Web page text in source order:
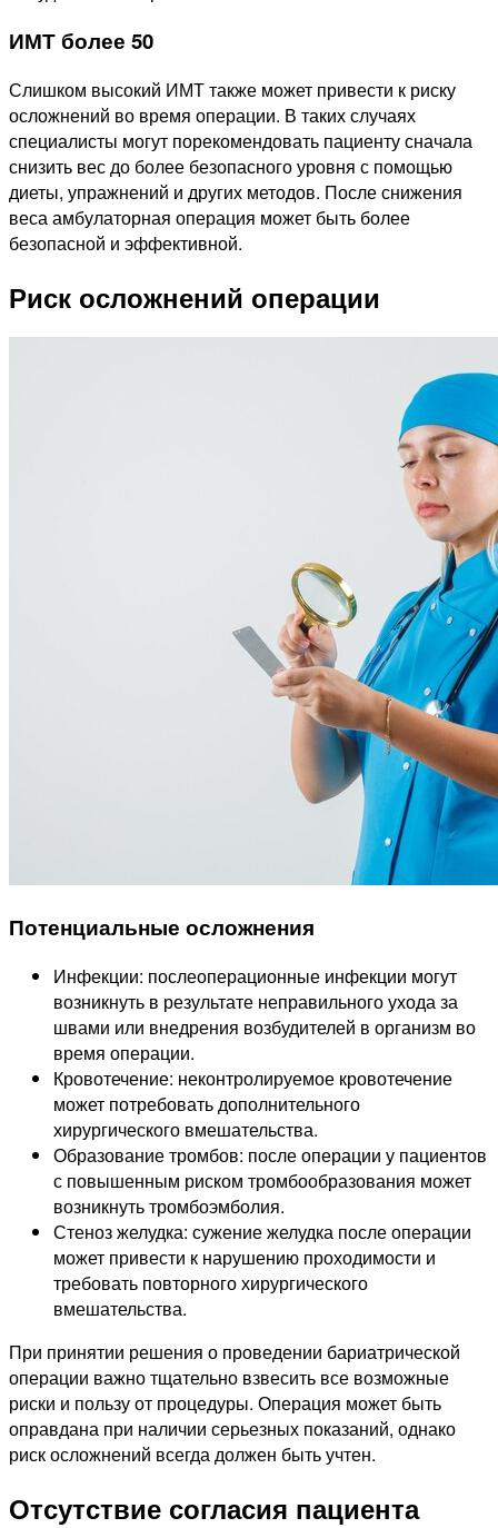
ИМТ более 50
Слишком высокий ИМТ также может привести к риску
осложнений во время операции. В таких случаях
специалисты могут порекомендовать пациенту сначала
снизить вес до более безопасного уровня с помощью
диеты, упражнений и других методов. После снижения
веса амбулаторная операция может быть более
безопасной и эффективной.
Риск осложнений операции
Потенциальные осложнения
Инфекции: послеоперационные инфекции могут
возникнуть в результате неправильного ухода за
швами или внедрения возбудителей в организм во
время операции.
Кровотечение: неконтролируемое кровотечение
может потребовать дополнительного
хирургического вмешательства.
Образование тромбов: после операции у пациентов
с повышенным риском тромбообразования может
возникнуть тромбоэмболия.
Стеноз желудка: сужение желудка после операции
может привести к нарушению проходимости и
требовать повторного хирургического
вмешательства.
При принятии решения о проведении бариатрической
операции важно тщательно взвесить все возможные
риски и пользу от процедуры. Операция может быть
оправдана при наличии серьезных показаний, однако
риск осложнений всегда должен быть учтен.
Отсутствие согласия пациента